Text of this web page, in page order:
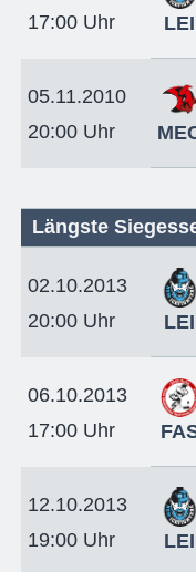
17:00 Uhr
LEI
05.11.2010
20:00 Uhr
Längste
02.10.2013
20:00 Uhr
LEI
06.10.2013
17:00 Uhr
12.10.2013
19:00 Uhr
LEI